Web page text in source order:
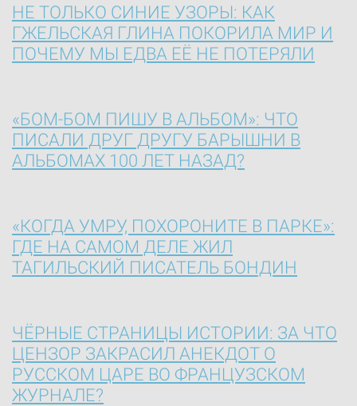
НЕ ТОЛЬКО СИНИЕ УЗОРЫ: КАК
ГЖЕЛЬСКАЯ ГЛИНА ПОКОРИЛА МИР И
ПОЧЕМУ МЫ ЕДВА ЕЁ НЕ ПОТЕРЯЛИ
«БОМ-БОМ ПИШУ В АЛЬБОМ»: ЧТО
ПИСАЛИ ДРУГ ДРУГУ БАРЫШНИ В
АЛЬБОМАХ 100 ЛЕТ НАЗАД?
«КОГДА УМРУ, ПОХОРОНИТЕ В ПАРКЕ»:
ГДЕ НА САМОМ ДЕЛЕ ЖИЛ
ТАГИЛЬСКИЙ ПИСАТЕЛЬ БОНДИН
ЧЁРНЫЕ СТРАНИЦЫ ИСТОРИИ: ЗА ЧТО
ЦЕНЗОР ЗАКРАСИЛ АНЕКДОТ О
РУССКОМ ЦАРЕ ВО ФРАНЦУЗСКОМ
ЖУРНАЛЕ?